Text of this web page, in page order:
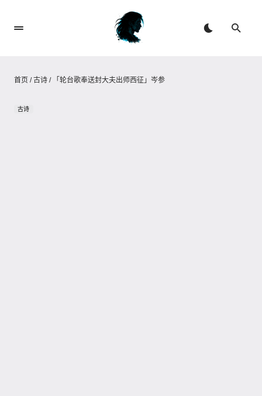
首页 /古诗 / 「轮台歌奉送封大夫出师西征」岑参
古诗